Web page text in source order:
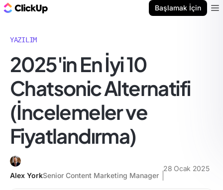
Başlamak İçin
YAZILIM
2025'in En İyi 10
Chatsonic Alternatifi
(İncelemeler ve
Fiyatlandırma)
Alex YorkSenior Content Marketing Manager
28 Ocak 2025